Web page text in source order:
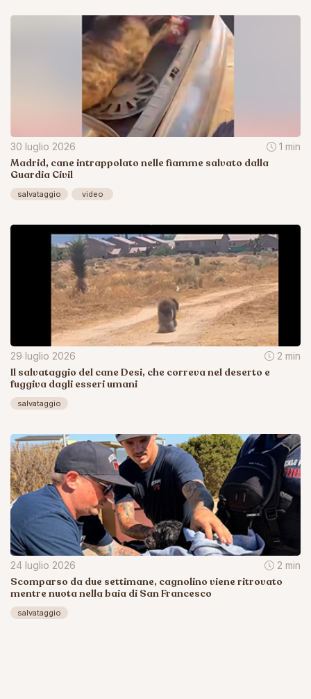
30 luglio 2026 1 min
Madrid, cane intrappolato nelle fiamme salvato dalla
Guardia Civil
salvataggio video
29 luglio 2026 2 min
Il salvataggio del cane Desi, che correva nel deserto e
fuggiva dagli esseri umani
salvataggio
24 luglio 2026 2 min
Scomparso da due settimane, cagnolino viene ritrovato
mentre nuota nella baia di San Francesco
salvataggio